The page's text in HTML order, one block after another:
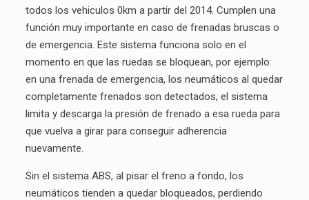
todos los vehiculos 0km a partir del 2014. Cumplen una
función muy importante en caso de frenadas bruscas o
de emergencia. Este sistema funciona solo en el
momento en que las ruedas se bloquean, por ejemplo:
en una frenada de emergencia, los neumáticos al quedar
completamente frenados son detectados, el sistema
limita y descarga la presión de frenado a esa rueda para
que vuelva a girar para conseguir adherencia
nuevamente.
Sin el sistema ABS, al pisar el freno a fondo, los
neumáticos tienden a quedar bloqueados, perdiendo